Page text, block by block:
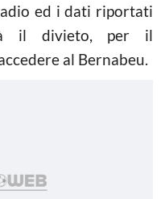
ed i dati riportati
il divieto, per il
al Bernabeu.